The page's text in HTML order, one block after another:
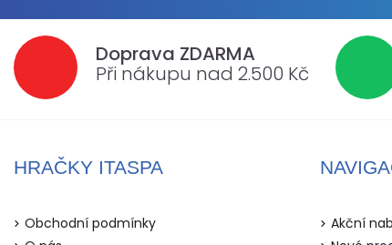
Doprava ZDARMA
Při nákupu nad 2.500 Kč
HRAČKY ITASPA
Obchodní podmínky
Akční